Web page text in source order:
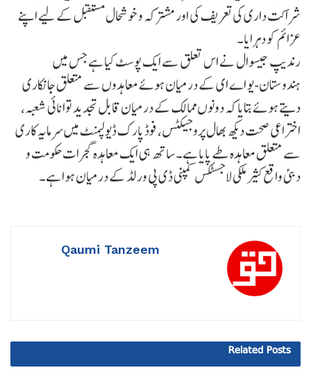
شراکت داری کی تعریف کی اور مشترکہ و خوشحال مستقبل کے لیے اپنے
عزائم کو دہرایا۔
رندیپ جیسوال نے اس تعلق سے ایک پوسٹ کیا ہے جس میں
ہندوستان-یو اے ای کے درمیان ہوئے معاہدوں سے متعلق جانکاری
دیتے ہوئے بتایا کہ دونوں ممالک کے درمیان قابل تجدید توانائی شعبہ،
اختراعی صحت دیکھ بھال پروجیکٹس، فوڈ پارک ڈیولپمنٹ میں سرمایہ کاری
سے متعلق معاہدہ طے پایا ہے۔ ساتھ ہی ایک معاہدہ گجرات حکومت و
دبئی واقع کثیر ملکی لاجسٹکس کمپنی ڈی پی ورلڈ کے درمیان ہوا ہے۔
Qaumi Tanzeem
Related Posts